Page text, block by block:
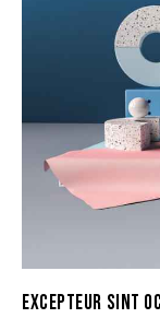
EXCEPTEUR SINT